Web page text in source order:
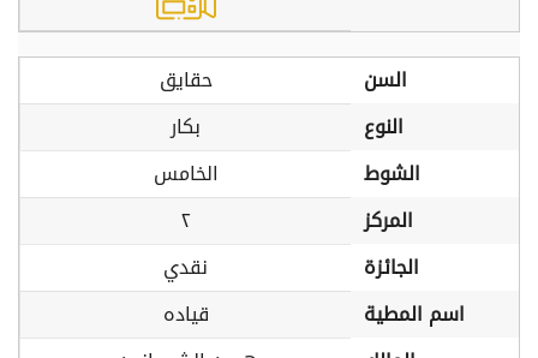
السن
حقايق
النوع
بكار
الشوط
الخامس
المركز
٢
الجائزة
نقدي
اسم المطية
قياده